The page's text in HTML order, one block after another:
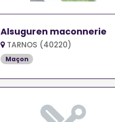
Alsuguren maconnerie
TARNOS (40220)
Maçon